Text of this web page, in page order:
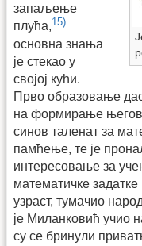
запаљење
плућа,15)
основна знања
је стекао у
својој кући.
Прво образовање дао
на формирање
синов таленат за
памћење, те је
интересовање за
математичке
узраст, тумачио
је Миланковић учио
су се бринули